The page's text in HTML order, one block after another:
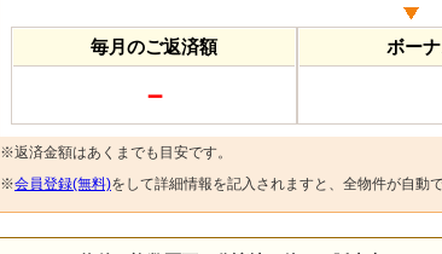
毎月のご返済額
－
ボー
※返済金額はあくまでも目安です。
※会員登録(無料)をして詳細情報を記入されますと、全物件が自動